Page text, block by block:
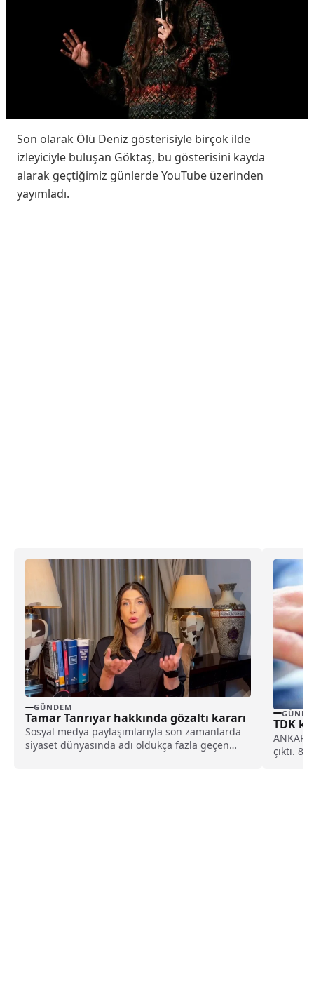
Son olarak Ölü Deniz gösterisiyle birçok ilde
izleyiciyle buluşan Göktaş, bu gösterisini kayda
alarak geçtiğimiz günlerde YouTube üzerinden
yayımladı.
GÜNDEM
Tamar Tanrıyar hakkında gözaltı kararı
Sosyal medya paylaşımlarıyla son zamanlarda
siyaset dünyasında adı oldukça fazla geçen
TDK
çıktı.